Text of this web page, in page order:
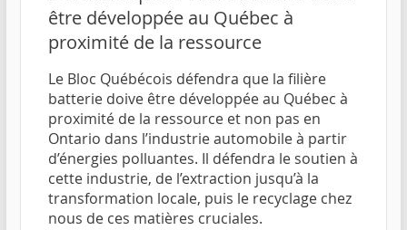
être développée au Québec à
proximité de la ressource
Le Bloc Québécois défendra que la filière
batterie doive être développée au Québec à
proximité de la ressource et non pas en
Ontario dans l’industrie automobile à partir
d’énergies polluantes. Il défendra le soutien à
cette industrie, de l’extraction jusqu’à la
transformation locale, puis le recyclage chez
nous de ces matières cruciales.